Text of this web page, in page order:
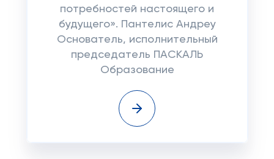
потребностей настоящего и
будущего». Пантелис Андреу
Основатель, исполнительный
председатель ПАСКАЛЬ
Образование